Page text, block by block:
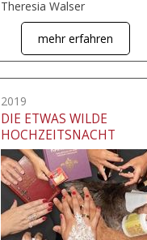
Theresia Walser
mehr erfahren
2019
DIE ETWAS WILDE
HOCHZEITSNACHT